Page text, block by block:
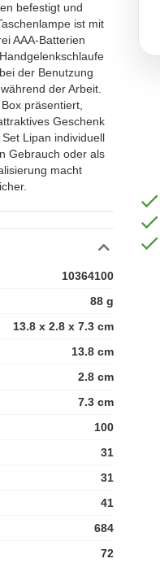
befestigt und
ist mit
AAA-Batterien
der Benutzung
der Arbeit.
präsentiert,
Geschenk
Lipan individuell
Gebrauch oder als
macht
10364100
88 g
13.8 x 2.8 x 7.3 cm
13.8 cm
2.8 cm
7.3 cm
100
31
31
41
684
72